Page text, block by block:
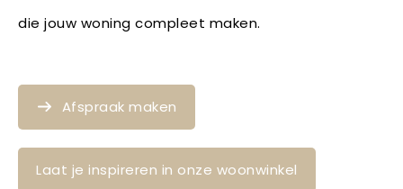
die jouw woning compleet maken.
Afspraak maken
Laat je inspireren in onze woonwinkel